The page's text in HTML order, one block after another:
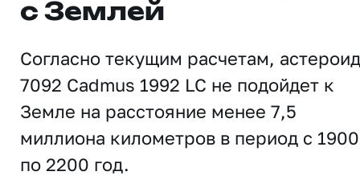
с Землей
Согласно текущим расчетам, астероид
7092 Cadmus 1992 LC не подойдет к
Земле на расстояние менее 7,5
миллиона километров в период с 1900
по 2200 год.